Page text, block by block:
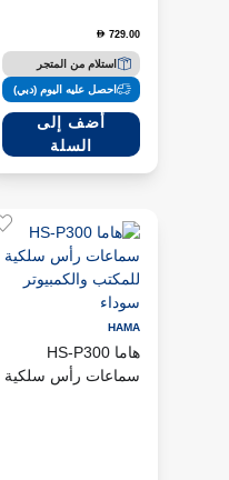
D 729.00
استلام من المتجر
احصل عليه اليوم (دبي)
أضف إلى
السلة
HAMA
هاما HS-P300
سماعات رأس سلكية